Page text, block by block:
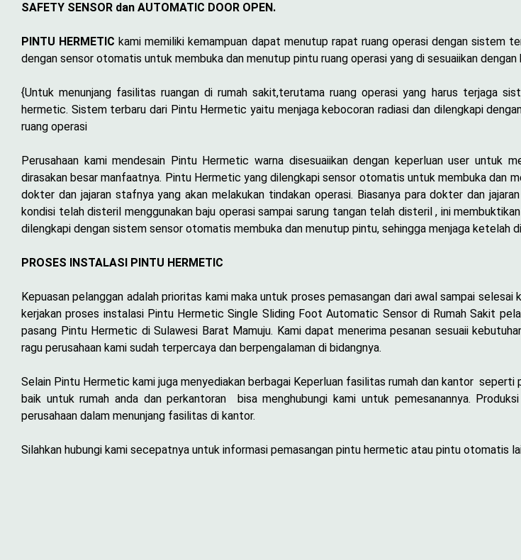
SAFETY SENSOR dan AUTOMATIC DOOR OPEN.
PINTU HERMETIC kami memiliki kemampuan dapat menutup rapat ruang operasi dengan sistem
dengan sensor otomatis untuk membuka dan menutup pintu ruang operasi yang di sesuaiikan dengan
{Untuk menunjang fasilitas ruangan di rumah sakit,terutama ruang operasi yang harus terjaga
hermetic. Sistem terbaru dari Pintu Hermetic yaitu menjaga kebocoran radiasi dan dilengkapi
ruang operasi
Perusahaan kami mendesain Pintu Hermetic warna disesuaiikan dengan keperluan user untuk
dirasakan besar manfaatnya. Pintu Hermetic yang dilengkapi sensor otomatis untuk membuka dan
dokter dan jajaran stafnya yang akan melakukan tindakan operasi. Biasanya para dokter dan
kondisi telah disteril menggunakan baju operasi sampai sarung tangan telah disteril , ini
dilengkapi dengan sistem sensor otomatis membuka dan menutup pintu, sehingga menjaga ketelah
PROSES INSTALASI PINTU HERMETIC
Kepuasan pelanggan adalah prioritas kami maka untuk proses pemasangan dari awal sampai
kerjakan proses instalasi Pintu Hermetic Single Sliding Foot Automatic Sensor di Rumah Sakit
pasang Pintu Hermetic di Sulawesi Barat Mamuju. Kami dapat menerima pesanan sesuaii
ragu perusahaan kami sudah terpercaya dan berpengalaman di bidangnya.
Selain Pintu Hermetic kami juga menyediakan berbagai Keperluan fasilitas rumah dan kantor
baik untuk rumah anda dan perkantoran bisa menghubungi kami untuk pemesanannya.
perusahaan dalam menunjang fasilitas di kantor.
Silahkan hubungi kami secepatnya untuk informasi pemasangan pintu hermetic atau pintu otomatis